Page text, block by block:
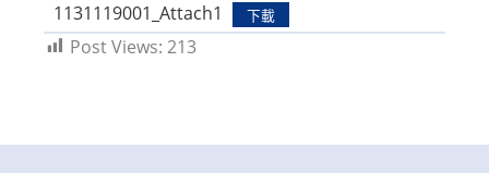
1131119001_Attach1
下載
Post Views: 213